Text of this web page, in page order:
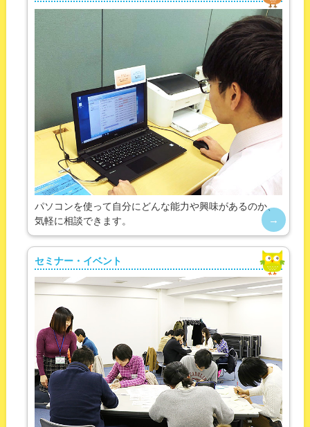
パソコンを使って自分にどんな能力や興味があるのか、
気軽に相談できます。
セミナー・イベント